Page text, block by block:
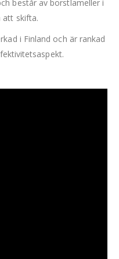
består av borstlameller i
att skifta.
i Finland och är rankad